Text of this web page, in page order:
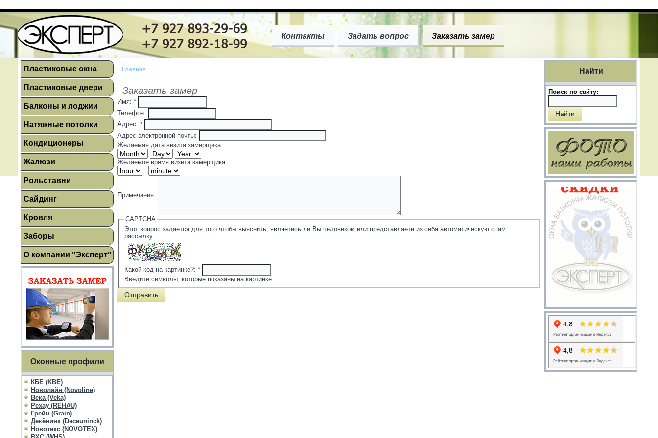
Контакты Задать вопрос Заказать замер
Пластиковые окна
Пластиковые двери
Балконы и лоджии
Натяжные потолки
Кондиционеры
Жалюзи
Рольставни
Сайдинг
Кровля
Заборы
О компании "Эксперт"
Оконные профили
КБЕ (KBE)
Новолайн (Novoline)
Века (Veka)
Рехау (REHAU)
Грейн (Grain)
Декёнинк (Deceuninck)
Новотекс (NOVOTEX)
Главная
Заказать замер
Имя: *
Телефон:
Адрес: *
Адрес электронной почты:
Желаемая дата визита замерщика:
Желаемое время визита замерщика:
:
Примечания:
CAPTCHA
Этот вопрос задается для того чтобы выяснить, являетесь ли Вы человеком или представляете из себя автоматическую спам
рассылку.
Какой код на картинке?: *
Введите символы, которые показаны на картинке.
Найти
Поиск по сайту: